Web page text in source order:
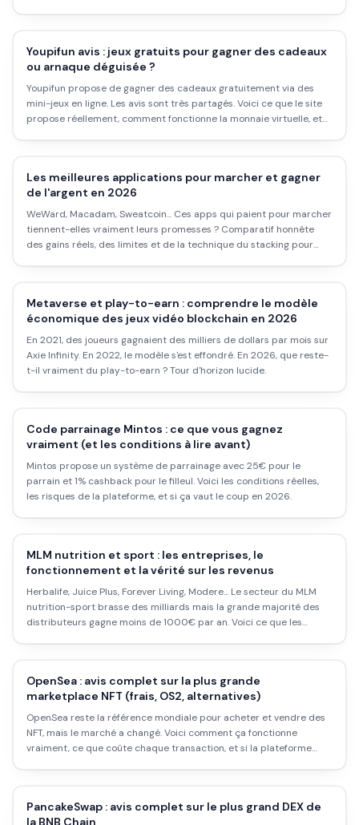
Youpifun avis : jeux gratuits pour gagner des cadeaux
ou arnaque déguisée ?
Youpifun propose de gagner des cadeaux gratuitement via des
mini-jeux en ligne. Les avis sont très partagés. Voici ce que le site
propose réellement, comment fonctionne la monnaie virtuelle, et
Les meilleures applications pour marcher et gagner
de l'argent en 2026
WeWard, Macadam, Sweatcoin... Ces apps qui paient pour marcher
tiennent-elles vraiment leurs promesses ? Comparatif honnête
des gains réels, des limites et de la technique du stacking pour
Metaverse et play-to-earn : comprendre le modèle
économique des jeux vidéo blockchain en 2026
En 2021, des joueurs gagnaient des milliers de dollars par mois sur
Axie Infinity. En 2022, le modèle s'est effondré. En 2026, que reste-
t-il vraiment du play-to-earn ? Tour d'horizon lucide.
Code parrainage Mintos : ce que vous gagnez
vraiment (et les conditions à lire avant)
Mintos propose un système de parrainage avec 25€ pour le
parrain et 1% cashback pour le filleul. Voici les conditions réelles,
les risques de la plateforme, et si ça vaut le coup en 2026.
MLM nutrition et sport : les entreprises, le
fonctionnement et la vérité sur les revenus
Herbalife, Juice Plus, Forever Living, Modere... Le secteur du MLM
nutrition-sport brasse des milliards mais la grande majorité des
distributeurs gagne moins de 1000€ par an. Voici ce que les
OpenSea : avis complet sur la plus grande
marketplace NFT (frais, OS2, alternatives)
OpenSea reste la référence mondiale pour acheter et vendre des
NFT, mais le marché a changé. Voici comment ça fonctionne
vraiment, ce que coûte chaque transaction, et si la plateforme
PancakeSwap : avis complet sur le plus grand DEX de
la BNB Chain